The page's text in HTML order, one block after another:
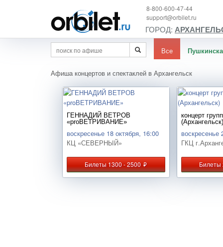
8-800-600-47-44
support@orbilet.ru
ГОРОД:
Все
Афиша концертов и спектаклей в Архангельск
ГЕННАДИЙ ВЕТРОВ
«proВЕТРИВАНИЕ»
воскресенье 18 октября, 16:00
КЦ «СЕВЕРНЫЙ»
Билеты 1300 - 2500руб.
концерт
(Архангельск)
воскресенье
ГКЦ
Билеты